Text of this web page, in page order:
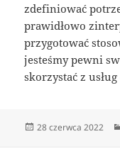
zdefiniować
prawidłowo
przygotować
jesteśmy pewni
skorzystać z
Data
28 czerwca 2022